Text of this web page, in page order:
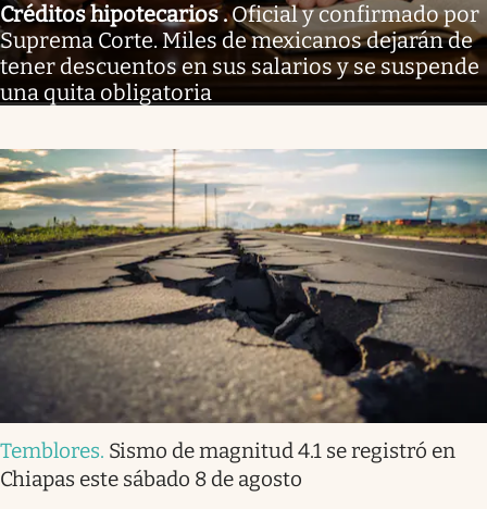
Créditos hipotecarios.Oficial y confirmado por
Suprema Corte. Miles de mexicanos dejarán de
tener descuentos en sus salarios y se suspende
una quita obligatoria
Temblores. Sismo de magnitud 4.1 se registró en
Chiapas este sábado 8 de agosto